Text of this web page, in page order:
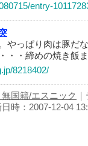
entry-
やっぱり肉は豚だ
・・締めの焼き飯
8218402/
国籍/エスニック
日時：2007-12-04